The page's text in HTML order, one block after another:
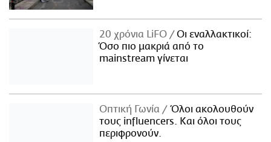
20 χρόνια LiFO
Οι εναλλακτικοί:
Όσο πιο μακριά από το
mainstream γίνεται
Οπτική Γωνία
Όλοι ακολουθούν
τους influencers. Και όλοι τους
περιφρονούν.